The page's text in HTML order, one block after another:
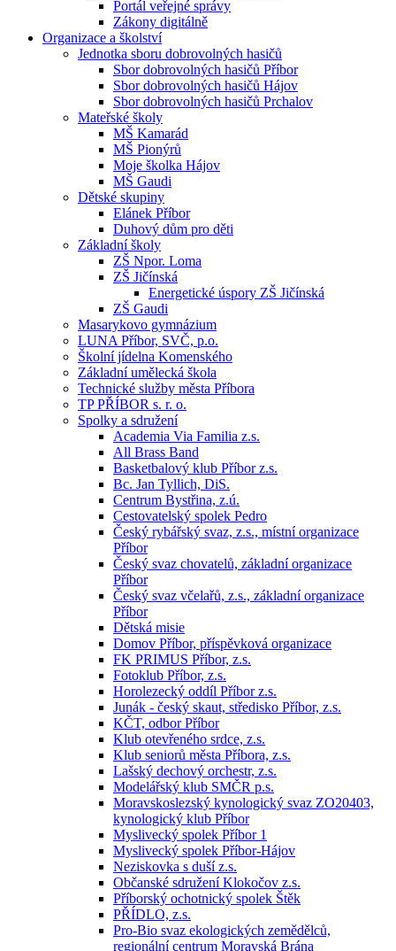
Portál veřejné správy
Zákony digitálně
Organizace a školství
Jednotka sboru dobrovolných hasičů
Sbor dobrovolných hasičů Příbor
Sbor dobrovolných hasičů Hájov
Sbor dobrovolných hasičů Prchalov
Mateřské školy
MŠ Kamarád
MŠ Pionýrů
Moje školka Hájov
MŠ Gaudi
Dětské skupiny
Elánek Příbor
Duhový dům pro děti
Základní školy
ZŠ Npor. Loma
ZŠ Jičínská
Energetické úspory ZŠ Jičínská
ZŠ Gaudi
Masarykovo gymnázium
LUNA Příbor, SVČ, p.o.
Školní jídelna Komenského
Základní umělecká škola
Technické služby města Příbora
TP PŘÍBOR s. r. o.
Spolky a sdružení
Academia Via Familia z.s.
All Brass Band
Basketbalový klub Příbor z.s.
Bc. Jan Tyllich, DiS.
Centrum Bystřina, z.ú.
Cestovatelský spolek Pedro
Český rybářský svaz, z.s., místní organizace
Příbor
Český svaz chovatelů, základní organizace
Příbor
Český svaz včelařů, z.s., základní organizace
Příbor
Dětská misie
Domov Příbor, příspěvková organizace
FK PRIMUS Příbor, z.s.
Fotoklub Příbor, z.s.
Horolezecký oddíl Příbor z.s.
Junák - český skaut, středisko Příbor, z.s.
KČT, odbor Příbor
Klub otevřeného srdce, z.s.
Klub seniorů města Příbora, z.s.
Lašský dechový orchestr, z.s.
Modelářský klub SMČR p.s.
Moravskoslezský kynologický svaz ZO20403,
kynologický klub Příbor
Myslivecký spolek Příbor 1
Myslivecký spolek Příbor-Hájov
Neziskovka s duší z.s.
Občanské sdružení Klokočov z.s.
Příborský ochotnický spolek Štěk
PŘÍDLO, z.s.
Pro-Bio svaz ekologických zemědělců,
regionální centrum Moravská Brána